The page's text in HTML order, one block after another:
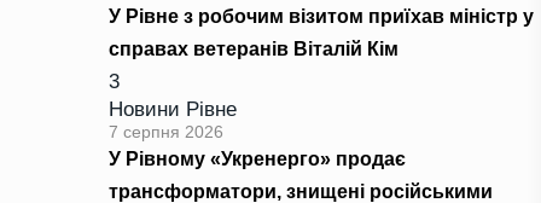
У Рівне з робочим візитом приїхав міністр у
справах ветеранів Віталій Кім
3
Новини Рівне
7 серпня 2026
У Рівному «Укренерго» продає
трансформатори, знищені російськими